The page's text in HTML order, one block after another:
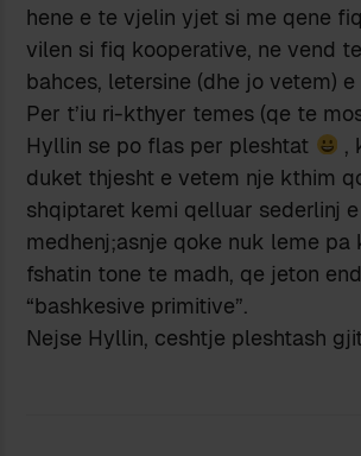
hene e te vjelin yjet si me qene
vilen si fiq kooperative, ne vend
bahces, letersine (dhe jo vetem)
Per t’iu ri-kthyer temes (qe te
Hyllin se po flas per pleshtat
,
duket thjesht e vetem nje kthim
shqiptaret kemi qelluar sederlinj
medhenj;asnje qoke nuk leme pa
fshatin tone te madh, qe jeton
“bashkesive primitive”.
Nejse Hyllin, ceshtje pleshtash